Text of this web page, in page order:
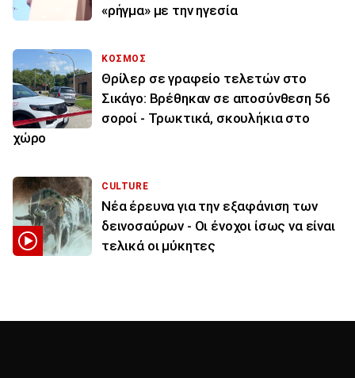
«ρήγμα» με την ηγεσία
ΚΟΣΜΟΣ
Θρίλερ σε γραφείο τελετών στο
Σικάγο: Βρέθηκαν σε αποσύνθεση 56
σοροί - Τρωκτικά, σκουλήκια στο
χώρο
CULTURE
Νέα έρευνα για την εξαφάνιση των
δεινοσαύρων - Οι ένοχοι ίσως να είναι
τελικά οι μύκητες